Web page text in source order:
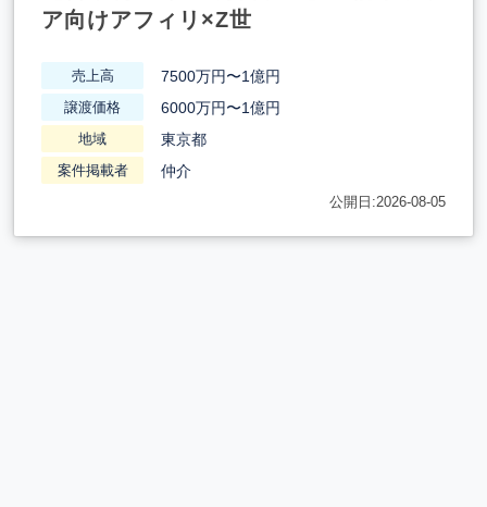
ア向けアフィリ×Z世
売上高 7500万円〜1億円
譲渡価格 6000万円〜1億円
地域 東京都
案件掲載者 仲介
公開日:2026-08-05